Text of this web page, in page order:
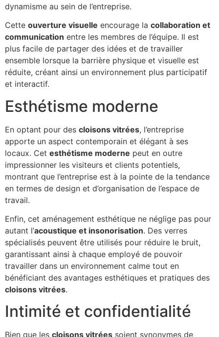
dynamisme au sein de l’entreprise.
Cette ouverture visuelle encourage la collaboration et
communication entre les membres de l’équipe. Il est
plus facile de partager des idées et de travailler
ensemble lorsque la barrière physique et visuelle est
réduite, créant ainsi un environnement plus participatif
et interactif.
Esthétisme moderne
En optant pour des cloisons vitrées, l’entreprise
apporte un aspect contemporain et élégant à ses
locaux. Cet esthétisme moderne peut en outre
impressionner les visiteurs et clients potentiels,
montrant que l’entreprise est à la pointe de la tendance
en termes de design et d’organisation de l’espace de
travail.
Enfin, cet aménagement esthétique ne néglige pas pour
autant l’acoustique et insonorisation. Des verres
spécialisés peuvent être utilisés pour réduire le bruit,
garantissant ainsi à chaque employé de pouvoir
travailler dans un environnement calme tout en
bénéficiant des avantages esthétiques et pratiques des
cloisons vitrées.
Intimité et confidentialité
Bien que les cloisons vitrées soient synonymes de